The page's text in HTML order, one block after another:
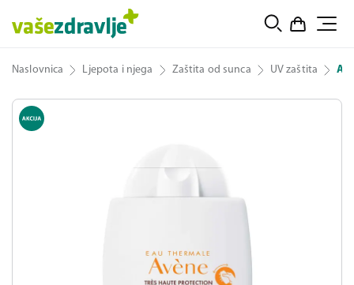
Naslovnica Ljepota i njega Zaštita od sunca UV zaštita